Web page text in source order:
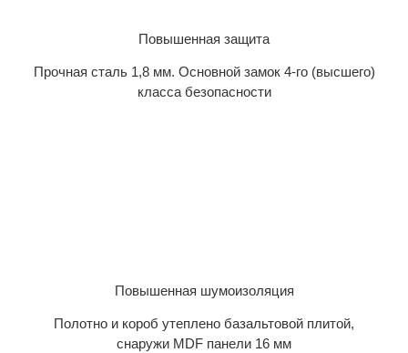
Повышенная защита
Прочная сталь 1,8 мм. Основной замок 4-го (высшего)
класса безопасности
Повышенная шумоизоляция
Полотно и короб утеплено базальтовой плитой,
снаружи MDF панели 16 мм